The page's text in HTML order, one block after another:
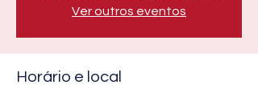
Ver outros eventos
Horário e local